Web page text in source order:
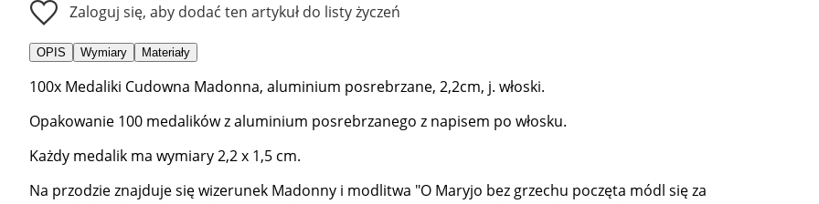
Zaloguj się, aby dodać ten artykuł do listy życzeń
OPIS Wymiary Materiały
100x Medaliki Cudowna Madonna, aluminium posrebrzane, 2,2cm, j. włoski.
Opakowanie 100 medalików z aluminium posrebrzanego z napisem po włosku.
Każdy medalik ma wymiary 2,2 x 1,5 cm.
Na przodzie znajduje się wizerunek Madonny i modlitwa "O Maryjo bez grzechu poczęta módl się za